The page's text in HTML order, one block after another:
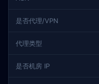
是否代理/VPN
代理类型
是否机房 IP